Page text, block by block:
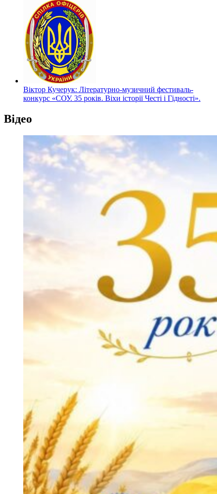
Віктор Кучерук: Літературно-музичний фестиваль-
конкурс «СОУ. 35 років. Віхи історії Честі і Гідності».
Відео